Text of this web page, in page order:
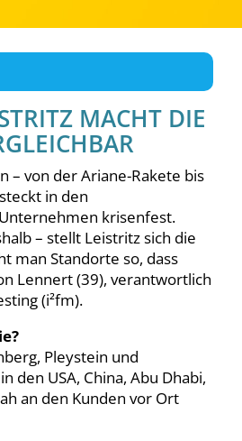
MACHT DIE
– von der Ariane-Rakete bis
in den
krisenfest.
– stellt Leistritz sich die
man Standorte so, dass
Lennert (39), verantwortlich
(i²fm).
Pleystein und
den USA, China, Abu Dhabi,
an den Kunden vor Ort